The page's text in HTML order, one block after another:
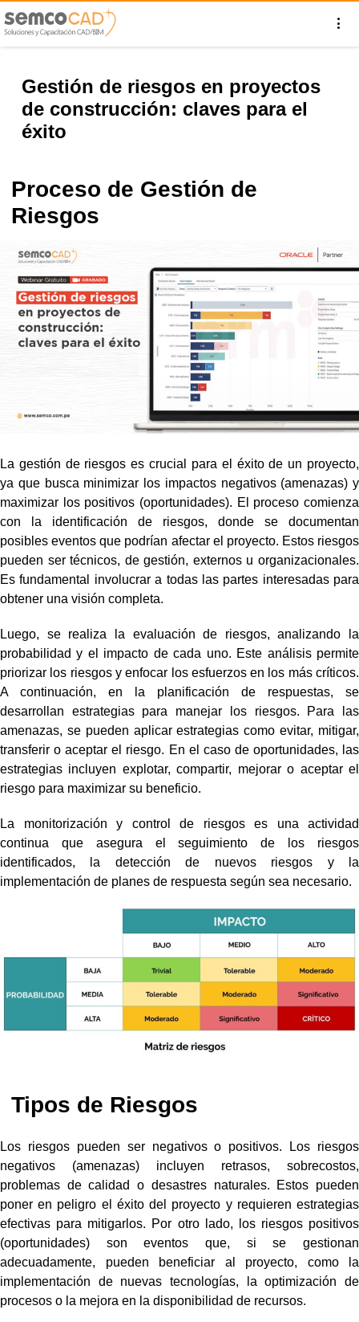
Gestión de riesgos en proyectos
de construcción: claves para el
éxito
Proceso de Gestión de
Riesgos
La gestión de riesgos es crucial para el éxito de un proyecto,
ya que busca minimizar los impactos negativos (amenazas) y
maximizar los positivos (oportunidades). El proceso comienza
con la identificación de riesgos, donde se documentan
posibles eventos que podrían afectar el proyecto. Estos riesgos
pueden ser técnicos, de gestión, externos u organizacionales.
Es fundamental involucrar a todas las partes interesadas para
obtener una visión completa.
Luego, se realiza la evaluación de riesgos, analizando la
probabilidad y el impacto de cada uno. Este análisis permite
priorizar los riesgos y enfocar los esfuerzos en los más críticos.
A continuación, en la planificación de respuestas, se
desarrollan estrategias para manejar los riesgos. Para las
amenazas, se pueden aplicar estrategias como evitar, mitigar,
transferir o aceptar el riesgo. En el caso de oportunidades, las
estrategias incluyen explotar, compartir, mejorar o aceptar el
riesgo para maximizar su beneficio.
La monitorización y control de riesgos es una actividad
continua que asegura el seguimiento de los riesgos
identificados, la detección de nuevos riesgos y la
implementación de planes de respuesta según sea necesario.
Tipos de Riesgos
Los riesgos pueden ser negativos o positivos. Los riesgos
negativos (amenazas) incluyen retrasos, sobrecostos,
problemas de calidad o desastres naturales. Estos pueden
poner en peligro el éxito del proyecto y requieren estrategias
efectivas para mitigarlos. Por otro lado, los riesgos positivos
(oportunidades) son eventos que, si se gestionan
adecuadamente, pueden beneficiar al proyecto, como la
implementación de nuevas tecnologías, la optimización de
procesos o la mejora en la disponibilidad de recursos.